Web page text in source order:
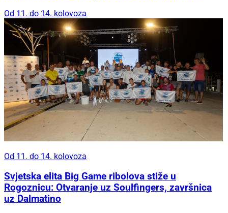
Od 11. do 14. kolovoza
Od 11. do 14. kolovoza
Svjetska elita Big Game ribolova stiže u
Rogoznicu: Otvaranje uz Soulfingers, završnica
uz Dalmatino